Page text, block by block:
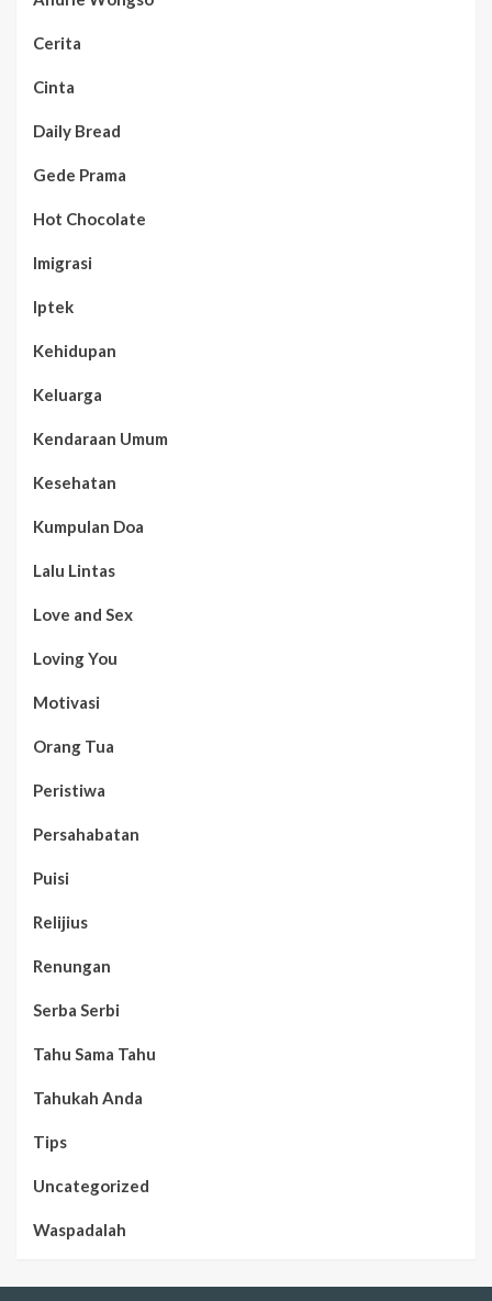
Cerita
Cinta
Daily Bread
Gede Prama
Hot Chocolate
Imigrasi
Iptek
Kehidupan
Keluarga
Kendaraan Umum
Kesehatan
Kumpulan Doa
Lalu Lintas
Love and Sex
Loving You
Motivasi
Orang Tua
Peristiwa
Persahabatan
Puisi
Relijius
Renungan
Serba Serbi
Tahu Sama Tahu
Tahukah Anda
Tips
Uncategorized
Waspadalah